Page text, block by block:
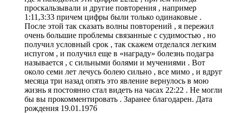
проскальзывали и другие повторения , например
1:11,3:33 причем цифры были только одинаковые .
После этой так сказать волны повторений , я пережил
очень большие проблемы связанные с судимостью , но
получил условный срок , так скажем отделался легким
испугом , и получил еще в «награду» болезнь подагра
называется , с сильными болями и мучениями . Вот
около семи лет лечусь болею сильно , все мимо , и вдруг
месяца три назад опять это явление вернулось в мою
жизнь я постоянно стал видеть на часах 22:22 . Не могли
бы вы прокомментировать . Заранее благодарен. Дата
рождения 19.01.1976